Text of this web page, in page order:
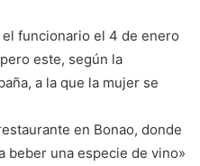
funcionario el 4 de enero
este, según la
a la que la mujer se
en Bonao, donde
beber una especie de vino»